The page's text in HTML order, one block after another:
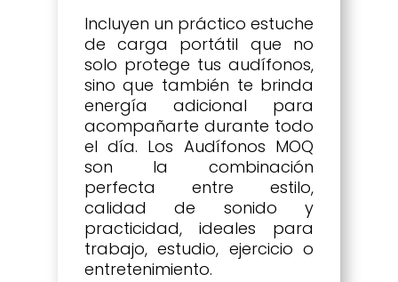
Incluyen un práctico estuche
de carga portátil que no
solo protege tus audífonos,
sino que también te brinda
energía adicional para
acompañarte durante todo
el día. Los Audífonos MOQ
son la combinación
perfecta entre estilo,
calidad de sonido y
practicidad, ideales para
trabajo, estudio, ejercicio o
entretenimiento.